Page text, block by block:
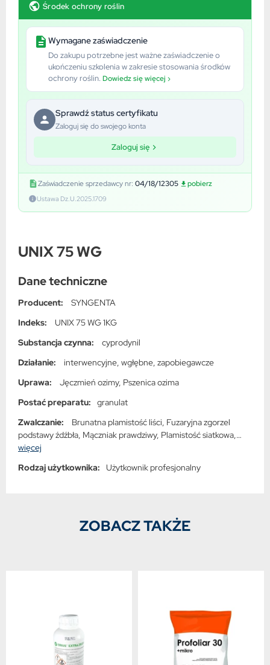
UNIX 75 WG
Dane techniczne
Producent:
SYNGENTA
Indeks:
UNIX 75 WG 1KG
Substancja czynna:
cyprodynil
Działanie:
interwencyjne, wgłębne, zapobiegawcze
Uprawa:
Jęczmień ozimy, Pszenica ozima
Postać preparatu:
granulat
Zwalczanie:
podstawy źdźbła, Mączniak prawdziwy, Plamistość siatkowa,
więcej
Rodzaj użytkownika:
Użytkownik profesjonalny
Środek ochrony roślin
Wymagane zaświadczenie
Do zakupu potrzebne jest ważne zaświadczenie o
ukończeniu szkolenia w zakresie stosowania środków
ochrony roślin.Dowiedz się więcej ›
Sprawdź status certyfikatu
Zaloguj się do swojego konta
Zaloguj się
Zaświadczenie sprzedawcy nr: 04/18/12305 pobierz
Ustawa Dz.U.2025.1709
ZOBACZ TAKŻE